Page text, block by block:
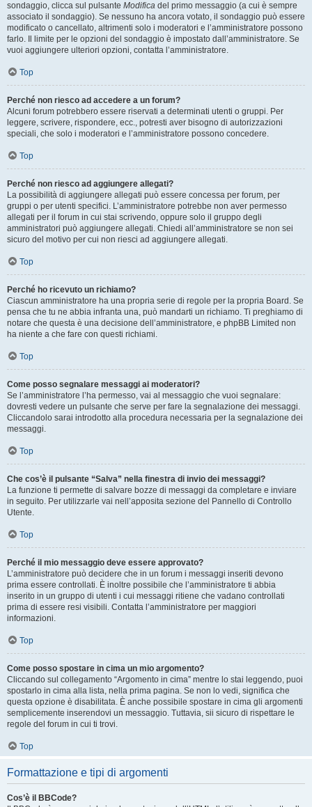
sondaggio, clicca sul pulsante Modifica del primo messaggio (a cui è sempre
associato il sondaggio). Se nessuno ha ancora votato, il sondaggio può essere
modificato o cancellato, altrimenti solo i moderatori e l’amministratore possono
farlo. Il limite per le opzioni del sondaggio è impostato dall’amministratore. Se
vuoi aggiungere ulteriori opzioni, contatta l’amministratore.
Top
Perché non riesco ad accedere a un forum?
Alcuni forum potrebbero essere riservati a determinati utenti o gruppi. Per
leggere, scrivere, rispondere, ecc., potresti aver bisogno di autorizzazioni
speciali, che solo i moderatori e l’amministratore possono concedere.
Top
Perché non riesco ad aggiungere allegati?
La possibilità di aggiungere allegati può essere concessa per forum, per
gruppi o per utenti specifici. L’amministratore potrebbe non aver permesso
allegati per il forum in cui stai scrivendo, oppure solo il gruppo degli
amministratori può aggiungere allegati. Chiedi all’amministratore se non sei
sicuro del motivo per cui non riesci ad aggiungere allegati.
Top
Perché ho ricevuto un richiamo?
Ciascun amministratore ha una propria serie di regole per la propria Board. Se
pensa che tu ne abbia infranta una, può mandarti un richiamo. Ti preghiamo di
notare che questa è una decisione dell’amministratore, e phpBB Limited non
ha niente a che fare con questi richiami.
Top
Come posso segnalare messaggi ai moderatori?
Se l’amministratore l’ha permesso, vai al messaggio che vuoi segnalare:
dovresti vedere un pulsante che serve per fare la segnalazione dei messaggi.
Cliccandolo sarai introdotto alla procedura necessaria per la segnalazione dei
messaggi.
Top
Che cos’è il pulsante “Salva” nella finestra di invio dei messaggi?
La funzione ti permette di salvare bozze di messaggi da completare e inviare
in seguito. Per utilizzarle vai nell’apposita sezione del Pannello di Controllo
Utente.
Top
Perché il mio messaggio deve essere approvato?
L’amministratore può decidere che in un forum i messaggi inseriti devono
prima essere controllati. È inoltre possibile che l’amministratore ti abbia
inserito in un gruppo di utenti i cui messaggi ritiene che vadano controllati
prima di essere resi visibili. Contatta l’amministratore per maggiori
informazioni.
Top
Come posso spostare in cima un mio argomento?
Cliccando sul collegamento “Argomento in cima” mentre lo stai leggendo, puoi
spostarlo in cima alla lista, nella prima pagina. Se non lo vedi, significa che
questa opzione è disabilitata. È anche possibile spostare in cima gli argomenti
semplicemente inserendovi un messaggio. Tuttavia, sii sicuro di rispettare le
regole del forum in cui ti trovi.
Top
Formattazione e tipi di argomenti
Cos’è il BBCode?